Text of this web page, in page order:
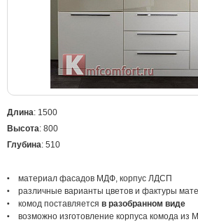
Длина: 1500
Высота: 800
Глубина: 510
материал фасадов МДФ, корпус ЛДСП
различные варианты цветов и фактуры
комод поставляется в разобранном виде
возможно изготовление корпуса комода из